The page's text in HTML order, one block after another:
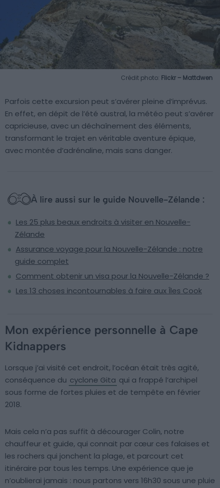
Crédit photo: Flickr – Mattdwen
Parfois cette excursion peut s’avérer pleine d’imprévus.
En effet, en dépit de l’été austral, la météo peut s’avérer
capricieuse, avec un déchaînement des éléments,
transformant le trajet en véritable aventure épique,
avec montée d’adrénaline, mais sans danger.
À lire aussi sur le guide Nouvelle-Zélande :
Les 25 plus beaux endroits à visiter en Nouvelle-
Zélande
Assurance voyage pour la Nouvelle-Zélande : notre
guide complet
Comment obtenir un visa pour la Nouvelle-Zélande ?
Les 13 choses incontournables à faire aux Îles Cook
Mon expérience personnelle à Cape
Kidnappers
Lorsque j’ai visité cet endroit, l’océan était très agité,
conséquence du cyclone Gita qui a frappé l’archipel
sous forme de fortes pluies et de tempête en février
2018.
Mais cela n’a pas suffit à décourager Colin, notre
chauffeur et guide, qui connait par cœur ces falaises et
les rochers qui jonchent la plage, et parcourt cet
itinéraire par tous les temps. Une expérience que je
n’oublierai jamais : nous partons vers 16h30 sous une pluie